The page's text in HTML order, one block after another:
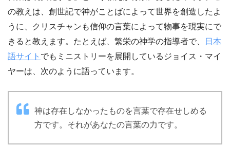
の教えは、創世記で神がことばによって世界を創造したよ
うに、クリスチャンも信仰の言葉によって物事を現実にで
きると教えます。たとえば、繁栄の神学の指導者で、
日本
語サイト でもミニストリーを展開しているジョイス・マイ
ヤーは、次のように語っています。
神は存在しなかったものを言葉で存在せしめる
方です。それがあなたの言葉の力です。